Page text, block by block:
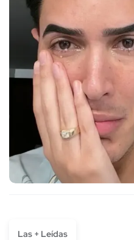
Las + Leídas